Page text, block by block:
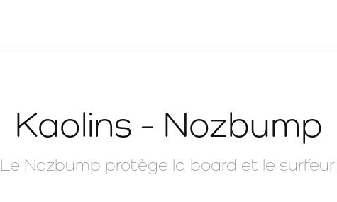
Kaolins - Nozbump
Le Nozbump protège la board et le surfeur.